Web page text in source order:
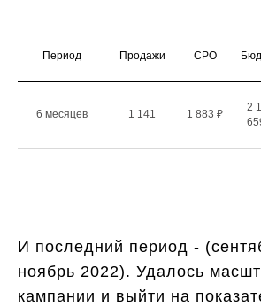
Период Продажи СРО
6 месяцев 1 141 1 883 ₽
2
И последний период -
ноябрь 2022). Удалось
кампании и выйти на